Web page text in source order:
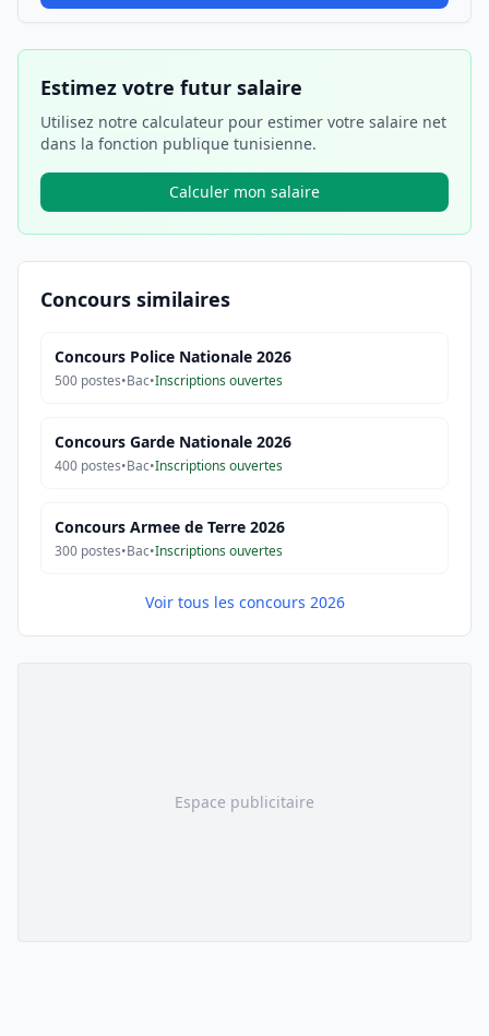
Estimez votre futur salaire
Utilisez notre calculateur pour estimer votre salaire net
dans la fonction publique tunisienne.
Calculer mon salaire
Concours similaires
Concours Police Nationale 2026
500 postes•Bac•Inscriptions ouvertes
Concours Garde Nationale 2026
400 postes•Bac•Inscriptions ouvertes
Concours Armee de Terre 2026
300 postes•Bac•Inscriptions ouvertes
Voir tous les concours 2026
Espace publicitaire